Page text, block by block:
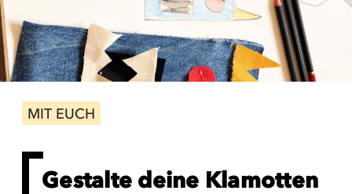
MIT EUCH
Gestalte deine Klamotten